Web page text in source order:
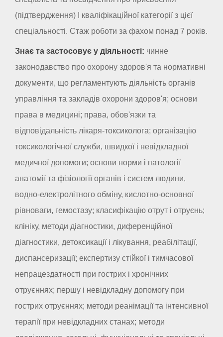
(підтвердження) I кваліфікаційної категорії з цієї
спеціальності. Стаж роботи за фахом понад 7 років.
Знає та застосовує у діяльності: чинне
законодавство про охорону здоров'я та нормативні
документи, що регламентують діяльність органів
управління та закладів охорони здоров'я; основи
права в медицині; права, обов'язки та
відповідальність лікаря-токсиколога; організацію
токсикологічної служби, швидкої і невідкладної
медичної допомоги; основи норми і патології
анатомії та фізіології органів і систем людини,
водно-електролітного обміну, кислотно-основної
рівноваги, гемостазу; класифікацію отрут і отруєнь;
клініку, методи діагностики, диференційної
діагностики, детоксикації і лікування, реабілітації,
диспансеризації; експертизу стійкої і тимчасової
непрацездатності при гострих і хронічних
отруєннях; першу і невідкладну допомогу при
гострих отруєннях; методи реанімації та інтенсивної
терапії при невідкладних станах; методи